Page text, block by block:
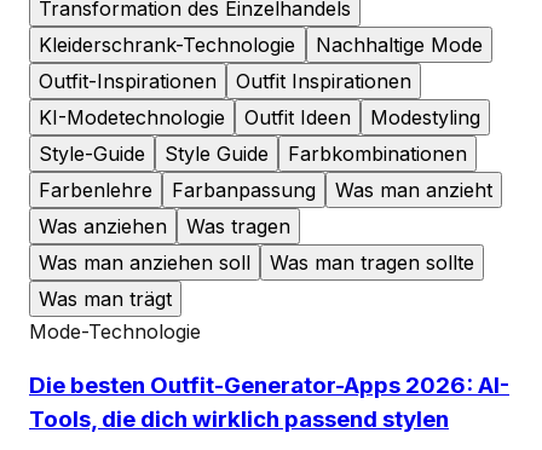
Transformation des Einzelhandels
Kleiderschrank-Technologie
Nachhaltige Mode
Outfit-Inspirationen
Outfit Inspirationen
KI-Modetechnologie
Outfit Ideen
Modestyling
Style-Guide
Style Guide
Farbkombinationen
Farbenlehre
Farbanpassung
Was man anzieht
Was anziehen
Was tragen
Was man anziehen soll
Was man tragen sollte
Was man trägt
Mode-Technologie
Die besten Outfit-Generator-Apps 2026: AI-
Tools, die dich wirklich passend stylen